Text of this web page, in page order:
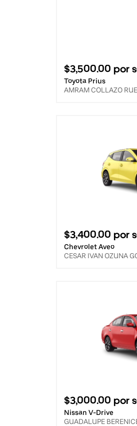
$3,500.00 por
Toyota Prius
AMRAM COLLAZO
$3,400.00 por
Chevrolet Aveo
CESAR IVAN OZUNA
$3,000.00 por
Nissan V-Drive
GUADALUPE